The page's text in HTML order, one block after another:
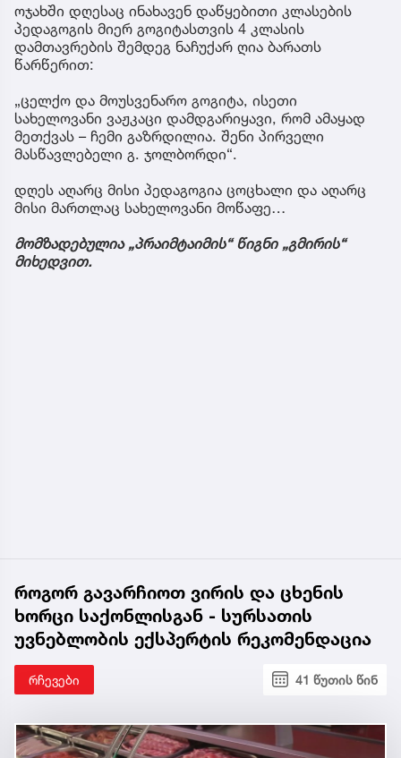
ოჯახში დღესაც ინახავენ დაწყებითი კლასების
პედაგოგის მიერ გოგიტასთვის 4 კლასის
დამთავრების შემდეგ ნაჩუქარ ღია ბარათს
წარწერით:
„ცელქო და მოუსვენარო გოგიტა, ისეთი
სახელოვანი ვაჟკაცი დამდგარიყავი, რომ ამაყად
მეთქვას – ჩემი გაზრდილია. შენი პირველი
მასწავლებელი გ. ჯოლბორდი“.
დღეს აღარც მისი პედაგოგია ცოცხალი და აღარც
მისი მართლაც სახელოვანი მოწაფე…
მომზადებულია „პრაიმტაიმის“ წიგნი „გმირის“
მიხედვით.
როგორ გავარჩიოთ ვირის და ცხენის
ხორცი საქონლისგან - სურსათის
უვნებლობის ექსპერტის რეკომენდაცია
რჩევები 41 წუთის წინ